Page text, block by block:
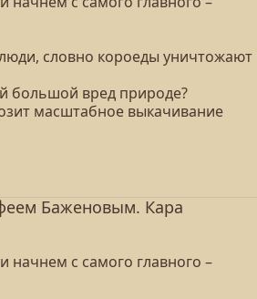
словно короеды уничтожают
большой вред природе?
масштабное выкачивание
Баженовым. Кара
начнем с самого главного –